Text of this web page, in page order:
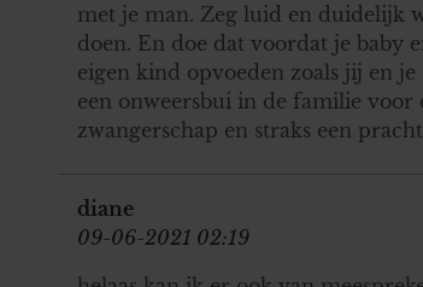
met je man. Zeg luid en duidelijk
doen. En doe dat voordat je baby
eigen kind opvoeden zoals jij en
een onweersbui in de familie voor
zwangerschap en straks een
diane
09-06-2021 02:19